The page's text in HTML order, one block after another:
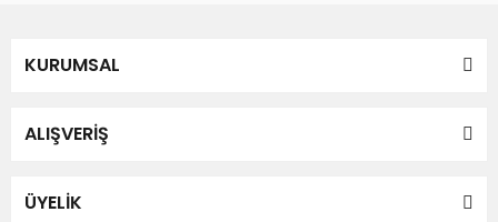
KURUMSAL
ALIŞVERİŞ
ÜYELİK